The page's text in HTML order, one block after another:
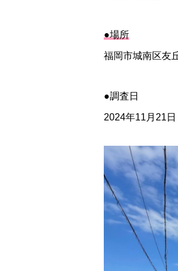
●場所
福岡市城南区友
●調査日
2024年11月21日